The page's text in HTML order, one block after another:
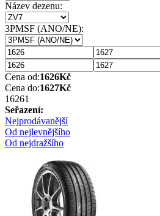
Název dezenu:
3PMSF (ANO/NE):
Cena od:1626Kč
Cena do:1627Kč
16261
Seřazení:
Nejprodávanější
Od nejlevnějšího
Od nejdražšího